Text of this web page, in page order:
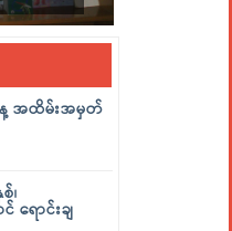
ေ့ အထိမ်းအမှတ်
၊
ောင်းချ